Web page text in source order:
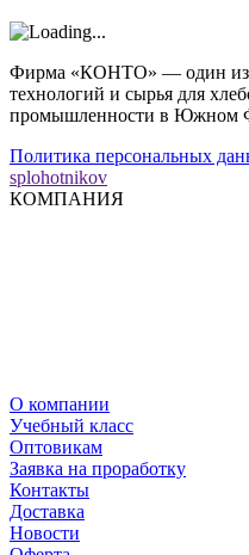
Фирма «КОНТО» — один из
технологий и сырья для
промышленности в Южном
Политика персональных
splohotnikov
КОМПАНИЯ
О компании
Учебный класс
Оптовикам
Заявка на проработку
Контакты
Доставка
Новости